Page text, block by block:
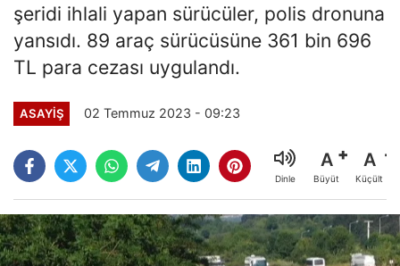
şeridi ihlali yapan sürücüler, polis dronuna
yansıdı. 89 araç sürücüsüne 361 bin 696
TL para cezası uygulandı.
ASAYİŞ 02 Temmuz 2023 - 09:23
Dinle
A
Büyüt
A
Küçült